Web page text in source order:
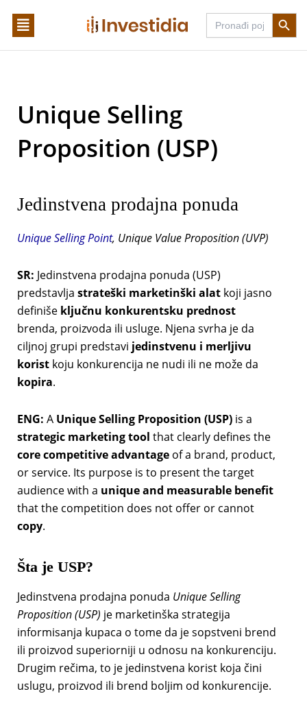
Search
for:
Search
Unique Selling
Proposition (USP)
Jedinstvena prodajna ponuda
Unique Selling Point, Unique Value Proposition (UVP)
SR: Jedinstvena prodajna ponuda (USP)
predstavlja strateški marketinški alatkoji jasno
definiše ključnu konkurentsku prednost
brenda, proizvoda ili usluge. Njena svrha je da
ciljnoj grupi predstavi jedinstvenu i merljivu
koristkoju konkurencija ne nudi ili ne može da
kopira.
ENG: A Unique Selling Proposition (USP)is a
strategic marketing tool that clearly defines the
core competitive advantageof a brand, product,
or service. Its purpose is to present the target
audience with a unique and measurable benefit
that the competition does not offer or cannot
copy.
Šta je USP?
Jedinstvena prodajna ponuda Unique Selling
Proposition (USP) je marketinška strategija
informisanja kupaca o tome da je sopstveni brend
ili proizvod superiorniji u odnosu na konkurenciju.
Drugim rečima, to je jedinstvena korist koja čini
uslugu, proizvod ili brend boljim od konkurencije.